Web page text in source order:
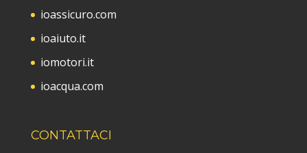
ioassicuro.com
ioaiuto.it
iomotori.it
ioacqua.com
CONTATTACI